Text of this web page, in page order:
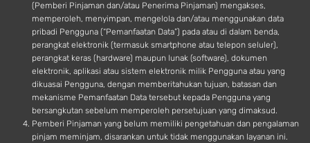
(Pemberi Pinjaman dan/atau Penerima Pinjaman) mengakses,
memperoleh, menyimpan, mengelola dan/atau menggunakan data
pribadi Pengguna (“Pemanfaatan Data”) pada atau di dalam benda,
perangkat elektronik (termasuk smartphone atau telepon seluler),
perangkat keras (hardware) maupun lunak (software), dokumen
elektronik, aplikasi atau sistem elektronik milik Pengguna atau yang
dikuasai Pengguna, dengan memberitahukan tujuan, batasan dan
mekanisme Pemanfaatan Data tersebut kepada Pengguna yang
bersangkutan sebelum memperoleh persetujuan yang dimaksud.
Pemberi Pinjaman yang belum memiliki pengetahuan dan pengalaman
pinjam meminjam, disarankan untuk tidak menggunakan layanan ini.